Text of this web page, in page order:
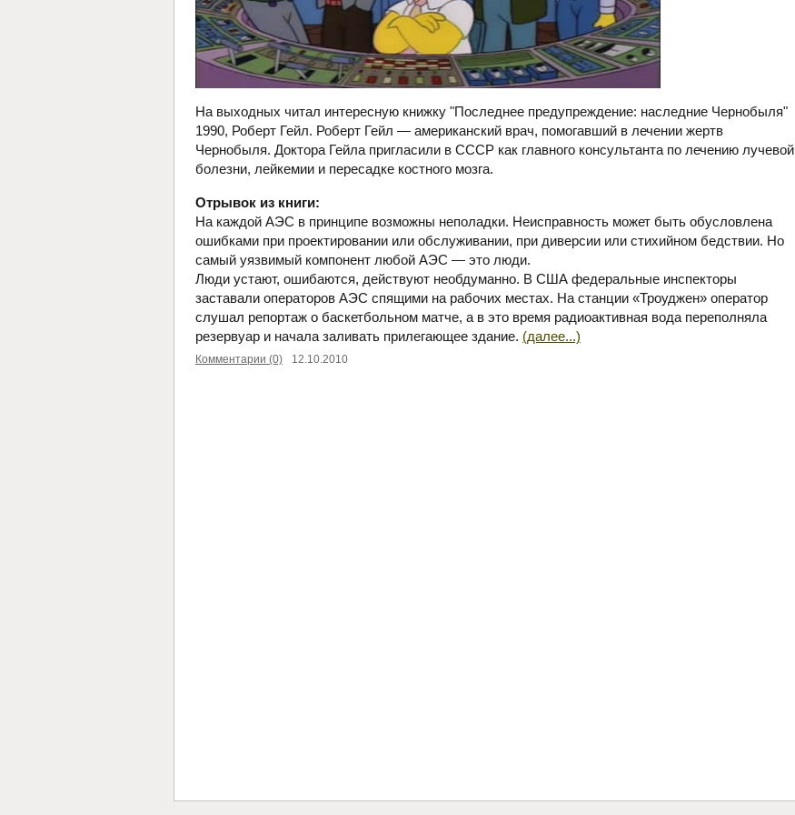
На выходных читал интересную книжку "Последнее предупреждение: наследние Чернобыля"
1990, Роберт Гейл. Роберт Гейл — американский врач, помогавший в лечении жертв
Чернобыля. Доктора Гейла пригласили в СССР как главного консультанта по лечению лучевой
болезни, лейкемии и пересадке костного мозга.
Отрывок из книги:
На каждой АЭС в принципе возможны неполадки. Неисправность может быть обусловлена
ошибками при проектировании или обслуживании, при диверсии или стихийном бедствии. Но
самый уязвимый компонент любой АЭС — это люди.
Люди устают, ошибаются, действуют необдуманно. В США федеральные инспекторы
заставали операторов АЭС спящими на рабочих местах. На станции «Троуджен» оператор
слушал репортаж о баскетбольном матче, а в это время радиоактивная вода переполняла
резервуар и начала заливать прилегающее здание. (далее...)
Комментарии (0) 12.10.2010